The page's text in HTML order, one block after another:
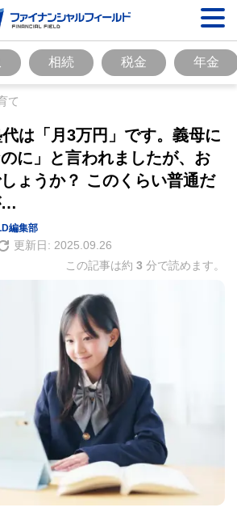
相続 税金 年金
て
は「月3万円」です。義母に
のに」と言われましたが、お
ょうか？ このくらい普通だ
…
編集部
更新日: 2025.09.26
この記事は約 3 分で読めます。